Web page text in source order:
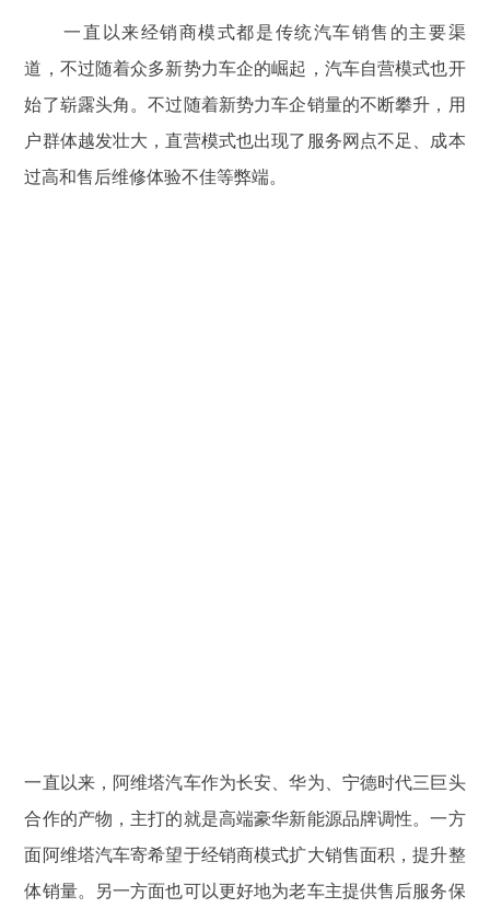
一直以来经销商模式都是传统汽车销售的主要渠
道，不过随着众多新势力车企的崛起，汽车自营模式也开
始了崭露头角。不过随着新势力车企销量的不断攀升，用
户群体越发壮大，直营模式也出现了服务网点不足、成本
过高和售后维修体验不佳等弊端。
一直以来，阿维塔汽车作为长安、华为、宁德时代三巨头
合作的产物，主打的就是高端豪华新能源品牌调性。一方
面阿维塔汽车寄希望于经销商模式扩大销售面积，提升整
体销量。另一方面也可以更好地为老车主提供售后服务保